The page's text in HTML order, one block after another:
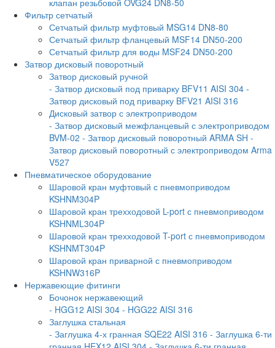
клапан резьбовой OVG24 DN8-50
Фильтр сетчатый
Сетчатый фильтр муфтовый MSG14 DN8-80
Сетчатый фильтр фланцевый MSF14 DN50-200
Сетчатый фильтр для воды MSF24 DN50-200
Затвор дисковый поворотный
Затвор дисковый ручной
- Затвор дисковый под приварку BFV11 AISI 304 -
Затвор дисковый под приварку BFV21 AISI 316
Дисковый затвор с электроприводом
- Затвор дисковый межфланцевый с электроприводом
BVM-02 - Затвор дисковый поворотный ARMA SH -
Затвор дисковый поворотный с электроприводом Arma
V527
Пневматическое оборудование
Шаровой кран муфтовый с пневмоприводом
KSHNM304P
Шаровой кран трехходовой L-port с пневмоприводом
KSHNML304P
Шаровой кран трехходовой T-port с пневмоприводом
KSHNMT304P
Шаровой кран приварной с пневмоприводом
KSHNW316P
Нержавеющие фитинги
Бочонок нержавеющий
- HGG12 AISI 304 - HGG22 AISI 316
Заглушка стальная
- Заглушка 4-х гранная SQE22 AISI 316 - Заглушка 6-ти